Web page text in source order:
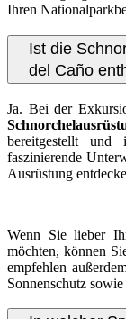
Ihren
Ist die
del Caño
Ja. Bei der
bereitgestellt
faszinierende
Ausrüstung
Wenn Sie lieber
möchten, können
empfehlen
Sonnenschutz